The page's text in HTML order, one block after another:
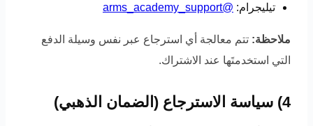
تيليجرام: @arms_academy_support
ملاحظة: تتم معالجة أي استرجاع عبر نفس وسيلة الدفع
التي استخدمتَها عند الاشتراك.
4) سياسة الاسترجاع (الضمان الذهبي)